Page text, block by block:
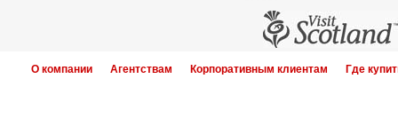
О компании Агентствам Корпоративным клиентам Где